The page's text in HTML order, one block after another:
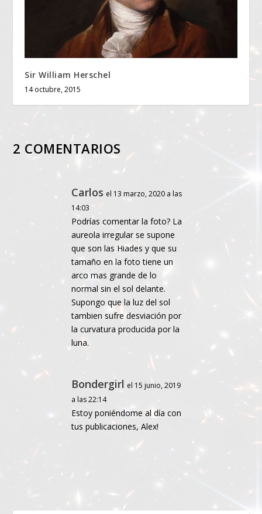
Sir William Herschel
14 octubre, 2015
2 COMENTARIOS
Carlos el 13 marzo, 2020 a las
14:03
Podrías comentar la foto? La
aureola irregular se supone
que son las Hiades y que su
tamaño en la foto tiene un
arco mas grande de lo
normal sin el sol delante.
Supongo que la luz del sol
tambien sufre desviación por
la curvatura producida por la
luna.
Bondergirl el 15 junio, 2019
a las 22:14
Estoy poniéndome al día con
tus publicaciones, Alex!